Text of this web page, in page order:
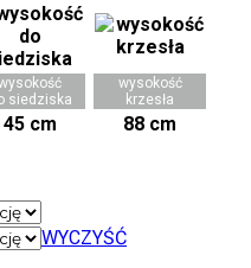
siedziska
wysokość
krzesła
45 cm
88 cm
WYCZYŚĆ